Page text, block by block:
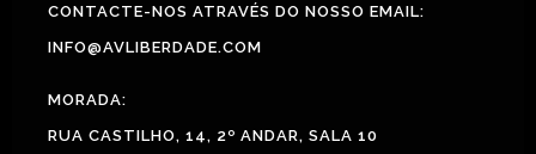
CONTACTE-NOS ATRAVÉS DO NOSSO EMAIL:
INFO@AVLIBERDADE.COM
MORADA:
RUA CASTILHO, 14, 2º ANDAR, SALA 10